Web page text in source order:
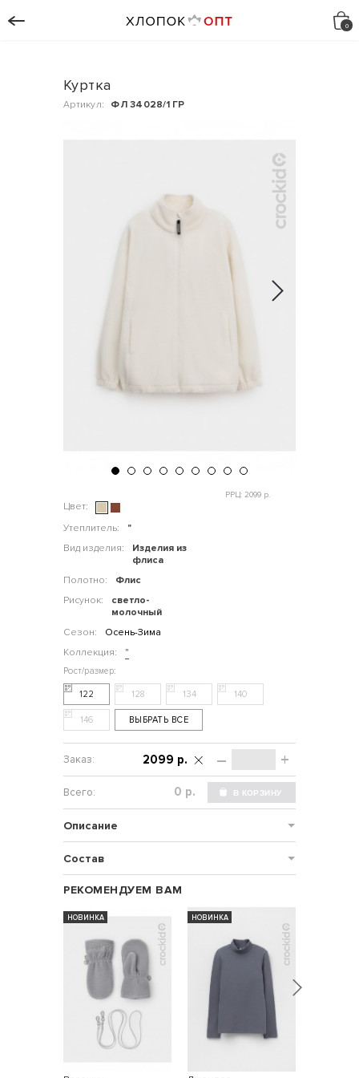
Куртка
Артикул: ФЛ 34028/1 ГР
Цвет:
Утеплитель:
"
Вид изделия:
Изделия из
флиса
Полотно:
Флис
Рисунок:
светло-
молочный
Сезон:
Осень-Зима
Коллекция:
"
РРЦ: 2099 р.
122 128 134 140
146 ВЫБРАТЬ ВСЕ
– +
2099 р.
р.
Описание
Состав
РЕКОМЕНДУЕМ ВАМ
НОВИНКА НОВИНКА